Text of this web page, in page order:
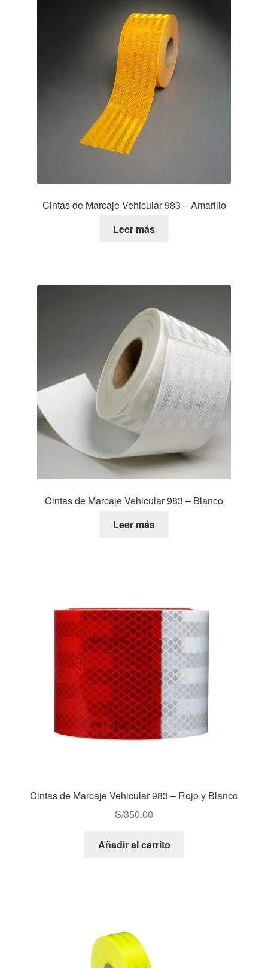
Cintas de Marcaje Vehicular 983 – Amarillo
Leer más
Cintas de Marcaje Vehicular 983 – Blanco
Leer más
Cintas de Marcaje Vehicular 983 – Rojo y Blanco
S/350.00
Añadir al carrito